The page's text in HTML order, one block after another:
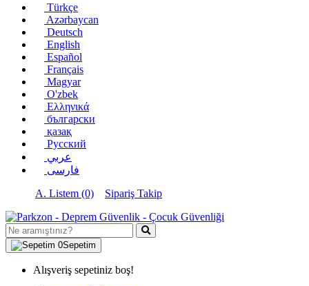
Türkçe
Azərbaycan
Deutsch
English
Español
Français
Magyar
O'zbek
Ελληνικά
български
қазақ
Русский
عربي
فارسی
A. Listem (0)
Sipariş Takip
0Sepetim
Alışveriş sepetiniz boş!